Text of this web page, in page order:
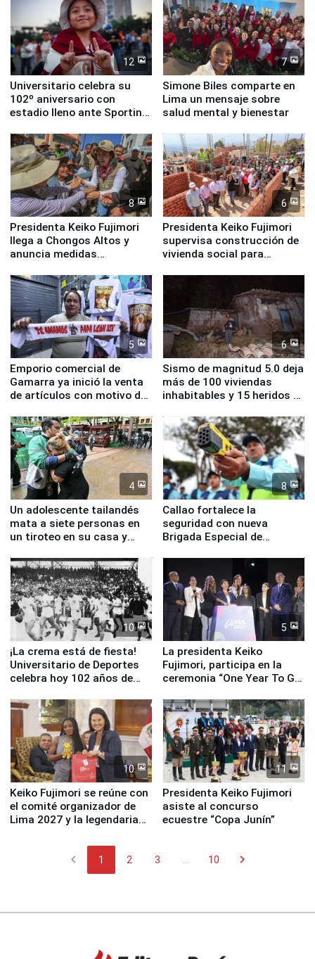
12
Universitario celebra su
102º aniversario con
estadio lleno ante Sporting
7
Simone Biles comparte en
Lima un mensaje sobre
salud mental y bienestar
8
Presidenta Keiko Fujimori
llega a Chongos Altos y
anuncia medidas
educación, salud y empleo
6
Presidenta Keiko Fujimori
supervisa construcción de
vivienda social para
5
Emporio comercial de
Gamarra ya inició la venta
de artículos con motivo de
6
Sismo de magnitud 5.0 deja
más de 100 viviendas
inhabitables y 15 heridos en
4
Un adolescente tailandés
mata a siete personas en
un tiroteo en su casa y
8
Callao fortalece la
seguridad con nueva
Brigada Especial de
equipamiento para
Serenazgo
10
¡La crema está de fiesta!
Universitario de Deportes
celebra hoy 102 años de
5
La presidenta Keiko
Fujimori, participa en la
ceremonia “One Year To Go
10
Keiko Fujimori se reúne con
el comité organizador de
Lima 2027 y la legendaria
11
Presidenta Keiko Fujimori
asiste al concurso
ecuestre “Copa Junín”
chevron_left 1 2 3 10 chevron_right